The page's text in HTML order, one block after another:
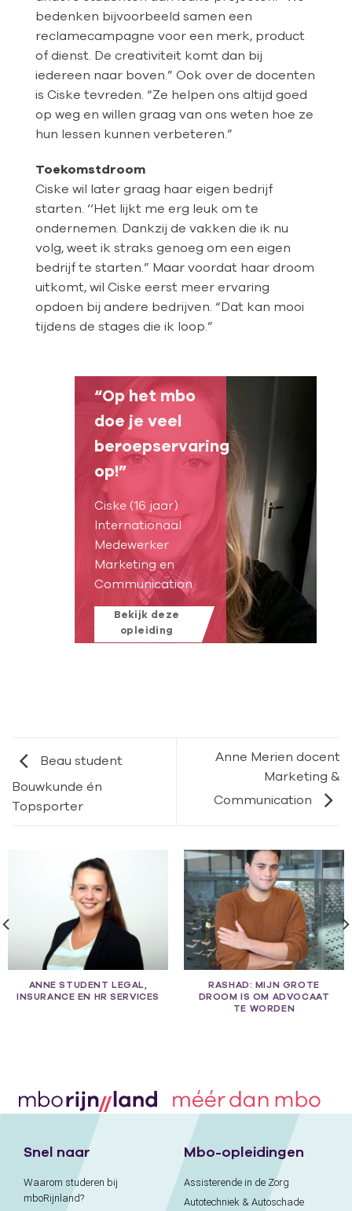
bedenken bijvoorbeeld samen een
reclamecampagne voor een merk, product
of dienst. De creativiteit komt dan bij
iedereen naar boven.” Ook over de docenten
is Ciske tevreden. “Ze helpen ons altijd goed
op weg en willen graag van ons weten hoe ze
hun lessen kunnen verbeteren.”
Toekomstdroom
Ciske wil later graag haar eigen bedrijf
starten. ‘‘Het lijkt me erg leuk om te
ondernemen. Dankzij de vakken die ik nu
volg, weet ik straks genoeg om een eigen
bedrijf te starten.” Maar voordat haar droom
uitkomt, wil Ciske eerst meer ervaring
opdoen bij andere bedrijven. “Dat kan mooi
tijdens de stages die ik loop.”
“Op het mbo
doe je veel
beroepservaring
op!”
Ciske (16 jaar)
Internationaal
Medewerker
Marketing en
Communication
Bekijk deze
opleiding
Beau student
Bouwkunde én
Topsporter
Anne Merien docent
Marketing &
Communication
ANNE STUDENT LEGAL,
INSURANCE EN HR SERVICES
RASHAD: MIJN GROTE
DROOM IS OM ADVOCAAT
TE WORDEN
Snel naar
Waarom studeren bij
mboRijnland?
Mbo-opleidingen
Assisterende in de Zorg
Autotechniek & Autoschade